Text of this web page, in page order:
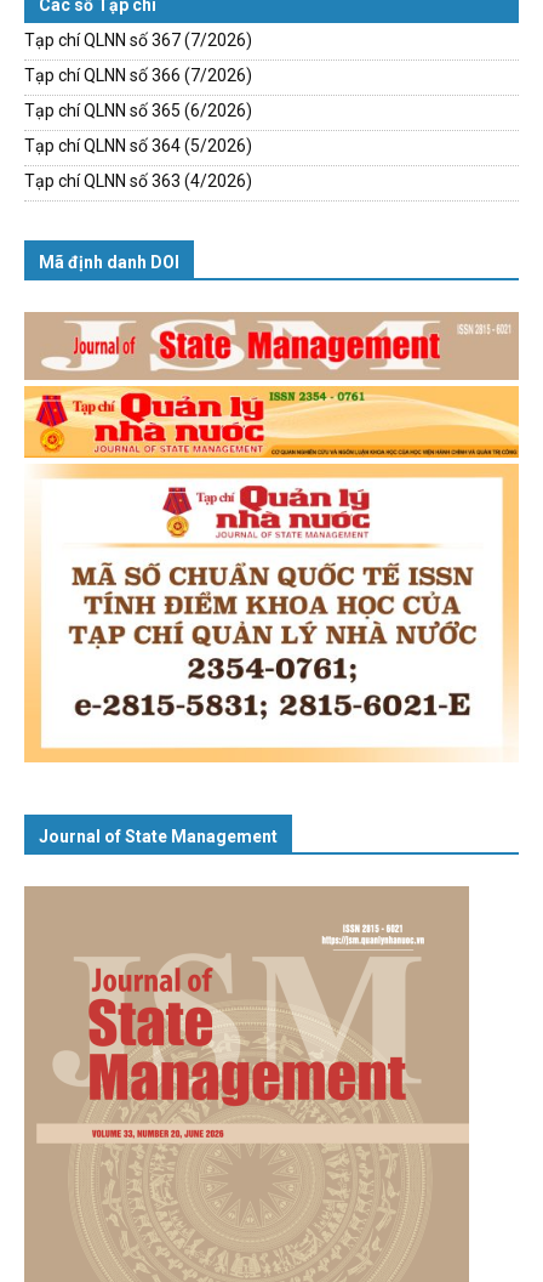
Các số Tạp chí
Tạp chí QLNN số 367 (7/2026)
Tạp chí QLNN số 366 (7/2026)
Tạp chí QLNN số 365 (6/2026)
Tạp chí QLNN số 364 (5/2026)
Tạp chí QLNN số 363 (4/2026)
Mã định danh DOI
Journal of State Management